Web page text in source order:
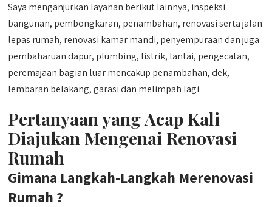
Saya menganjurkan layanan berikut lainnya, inspeksi
bangunan, pembongkaran, penambahan, renovasi serta jalan
lepas rumah, renovasi kamar mandi, penyempuraan dan juga
pembaharuan dapur, plumbing, listrik, lantai, pengecatan,
peremajaan bagian luar mencakup penambahan, dek,
lembaran belakang, garasi dan melimpah lagi.
Pertanyaan yang Acap Kali
Diajukan Mengenai Renovasi
Rumah
Gimana Langkah-Langkah Merenovasi
Rumah ?